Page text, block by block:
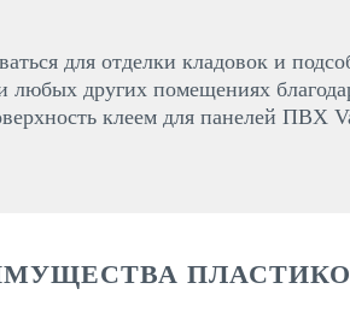
для отделки кладовок и
любых других помещениях
клеем для панелей ПВХ